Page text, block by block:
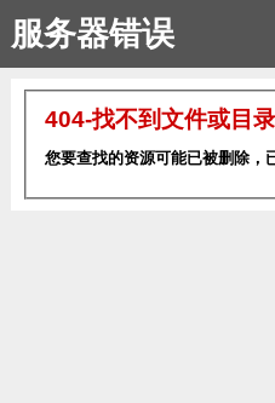
服务器错误
404-找不到文件或目录
您要查找的资源可能已被删除，